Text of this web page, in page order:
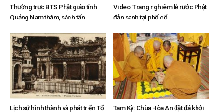
Thường trực BTS Phật giáo tỉnh
Quảng Nam thăm, sách tấn...
Video: Trang nghiêm lễ rước Phật
đản sanh tại phố cổ...
Lịch sử hình thành và phát triển Tổ
Tam Kỳ: Chùa Hòa An đặt đá khởi